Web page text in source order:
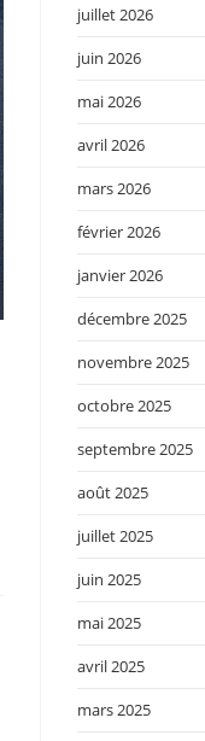
juillet 2026
juin 2026
mai 2026
avril 2026
mars 2026
février 2026
janvier 2026
décembre 2025
novembre 2025
octobre 2025
septembre 2025
août 2025
juillet 2025
juin 2025
mai 2025
avril 2025
mars 2025